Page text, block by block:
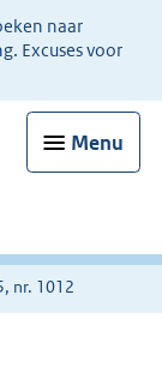
naar
Excuses voor
Menu
nr. 1012